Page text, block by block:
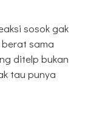
sosok gak
sama
ditelp bukan
tau punya